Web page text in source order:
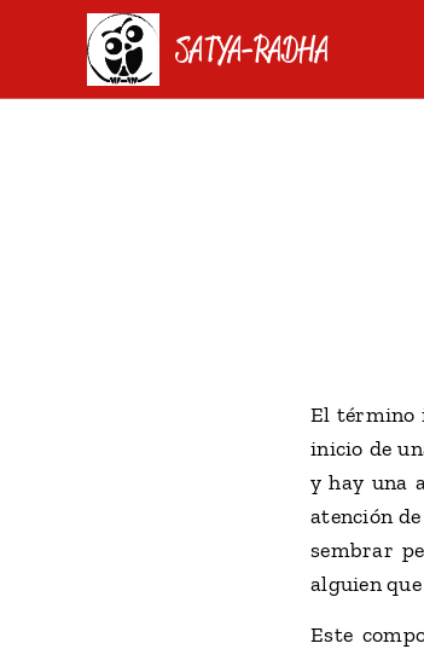
SATYA-RADHA
El término
inicio de
y hay una
atención
sembrar
alguien
Este